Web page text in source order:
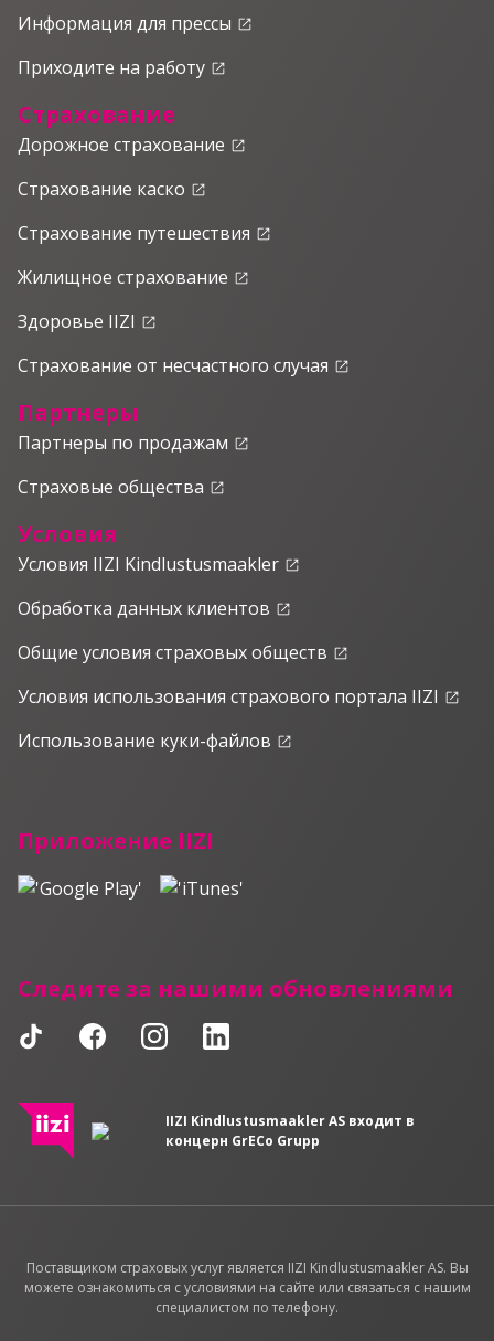
Приложение IIZI
Следите за нашими обновлениями
Информация для прессы launch
Приходите на работу launch
Страхование
Дорожное страхование launch
Страхование каско launch
Страхование путешествия launch
Жилищное страхование launch
Здоровье IIZI launch
Страхование от несчастного случая launch
Партнеры
Партнеры по продажам launch
Страховые общества launch
Условия
Условия IIZI Kindlustusmaakler launch
Обработка данных клиентов launch
Общие условия страховых обществ launch
Условия использования страхового портала IIZI launch
Использование куки-файлов launch
IIZI Kindlustusmaakler AS входит в
концерн GrECo Grupp
Поставщиком страховых услуг является IIZI Kindlustusmaakler AS. Вы
можете ознакомиться с условиями на сайте или связаться с нашим
специалистом по телефону.